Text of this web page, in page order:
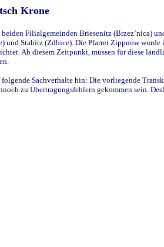
Krone
Filialgemeinden Briesenitz (Brzez`nica)
Stabitz (Zdbice). Die Pfarrei Zippnow
Ab diesem Zeitpunkt, müssen für diese
folgende Sachverhalte hin: Die vorliegende
zu Übertragungsfehlern gekommen sein.